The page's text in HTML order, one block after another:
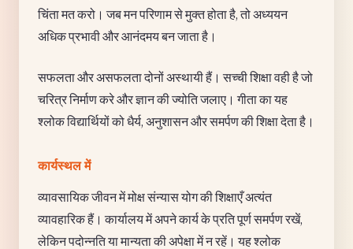
चिंता मत करो। जब मन परिणाम से मुक्त होता है, तो अध्ययन
अधिक प्रभावी और आनंदमय बन जाता है।
सफलता और असफलता दोनों अस्थायी हैं। सच्ची शिक्षा वही है जो
चरित्र निर्माण करे और ज्ञान की ज्योति जलाए। गीता का यह
श्लोक विद्यार्थियों को धैर्य, अनुशासन और समर्पण की शिक्षा देता है।
कार्यस्थल में
व्यावसायिक जीवन में मोक्ष संन्यास योग की शिक्षाएँ अत्यंत
व्यावहारिक हैं। कार्यालय में अपने कार्य के प्रति पूर्ण समर्पण रखें,
लेकिन पदोन्नति या मान्यता की अपेक्षा में न रहें। यह श्लोक